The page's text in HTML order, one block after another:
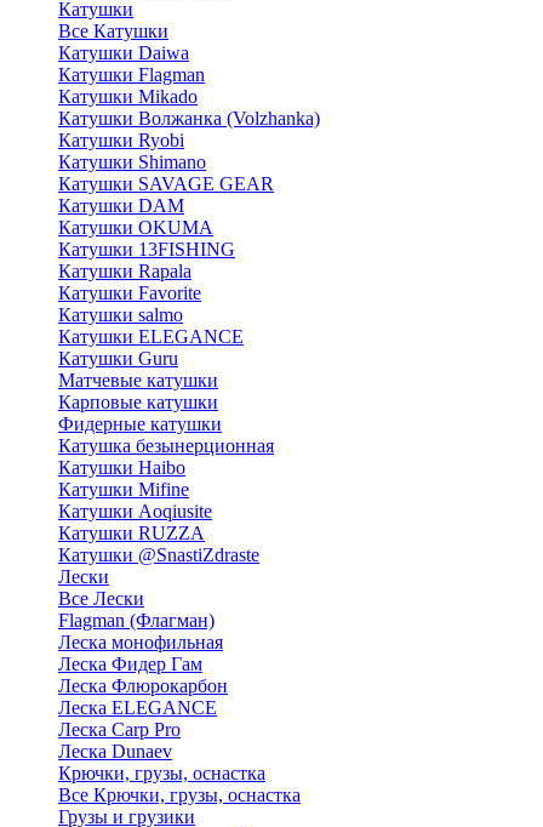
Катушки
Все Катушки
Катушки Daiwa
Катушки Flagman
Катушки Mikado
Катушки Волжанка (Volzhanka)
Катушки Ryobi
Катушки Shimano
Катушки SAVAGE GEAR
Катушки DAM
Катушки OKUMA
Катушки 13FISHING
Катушки Rapala
Катушки Favorite
Катушки salmo
Катушки ELEGANCE
Катушки Guru
Матчевые катушки
Карповые катушки
Фидерные катушки
Катушка безынерционная
Катушки Haibo
Катушки Mifine
Катушки Aoqiusite
Катушки RUZZA
Катушки @SnastiZdraste
Лески
Все Лески
Flagman (Флагман)
Леска монофильная
Леска Фидер Гам
Леска Флюрокарбон
Леска ELEGANCE
Леска Carp Pro
Леска Dunaev
Крючки, грузы, оснастка
Все Крючки, грузы, оснастка
Грузы и грузики